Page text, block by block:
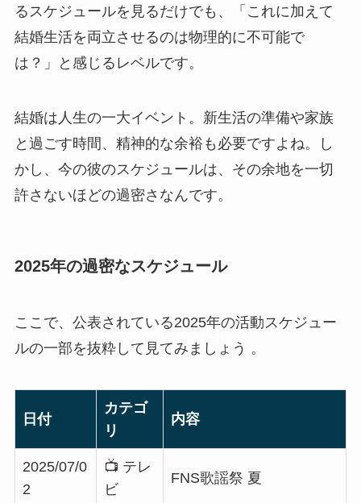
るスケジュールを見るだけでも、「これに加えて
結婚生活を両立させるのは物理的に不可能で
は？」と感じるレベルです。
結婚は人生の一大イベント。新生活の準備や家族
と過ごす時間、精神的な余裕も必要ですよね。し
かし、今の彼のスケジュールは、その余地を一切
許さないほどの過密さなんです。
2025年の過密なスケジュール
ここで、公表されている2025年の活動スケジュー
ルの一部を抜粋して見てみましょう 。
日付
カテゴ
リ
内容
2025/07/0
2
📺 テレ
ビ
FNS歌謡祭 夏